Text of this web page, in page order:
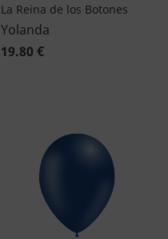
La Reina de los Botones
Yolanda
19.80 €